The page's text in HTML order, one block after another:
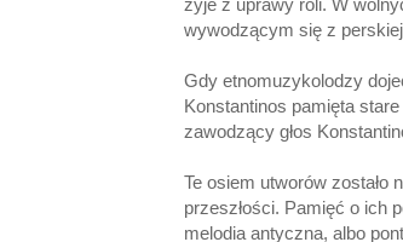
wywodzącym się z
Gdy etnomuzykolodzy
Konstantinos pamięta
zawodzący głos
Te osiem utworów zostało
przeszłości. Pamięć o ich
melodia antyczna, albo